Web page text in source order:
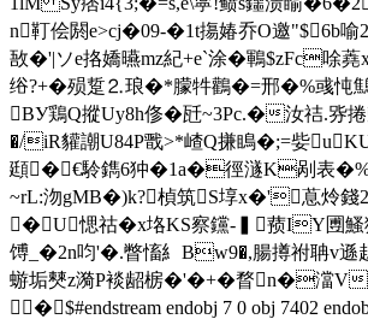
n靪侩閼e>cj�09-�1t摥媋乔O邀"$6b喻
敔�'|ソe挌嬌曣 mz紀+e`涂�鶤$zFc
绤?+�殒踅⒉琅�*朦牪 鸛�=邢�%彧
BУ鶏Q摐Uy8h俢� 瓩~3Pc.�汝祮.
�/iR貛謿U84P戬>*嵖Q搛瞗�;=姕
頲�€駖鐫6狆�1a�徑澻K剐表
~rL:沕gMB�)k?楨筑S埻x�'蒠炩錢2
�U愢祜�x垎KS察钂-▍蓣IY圑鰠
馎_�2n呁'�.瞥慉糹Bw9�,腸撙祔聃v遜
蝣垢僰z漪P裧龆椖�'�+�瞀n�澢V
�$#endstream endobj 7 0 obj 7402